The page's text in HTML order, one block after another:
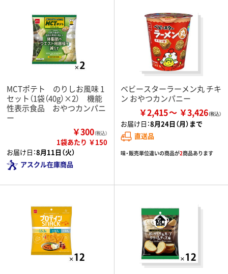
MCTポテト のりしお風味 1
セット（1袋（40g）×2） 機能
性表示食品 おやつカンパニ
ー
￥300（税込）
1袋あたり ￥150
お届け日：8月11日（火）
アスクル在庫商品
ベビースターラーメン丸 チキ
ン おやつカンパニー
￥2,415 ￥3,426
お届け日：8月24日（月）まで
直送品
味・販売単位違いの商品が2商品あります